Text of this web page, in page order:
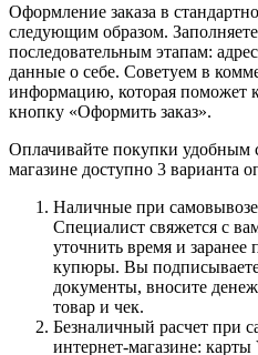
Оформление заказа в
следующим образом.
последовательным этапам:
данные о себе. Советуем в
информацию, которая поможет
кнопку «Оформить заказ».
Оплачивайте покупки удобным
магазине доступно 3 варианта
Наличные при
Специалист свяжется с
уточнить время и заранее
купюры. Вы
документы, вносите
товар и чек.
Безналичный расчет при
интернет-магазине: